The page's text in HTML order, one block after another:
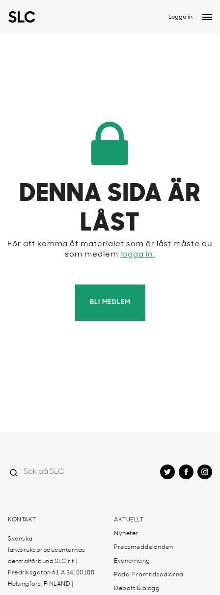
Logga in
DENNA SIDA ÄR
LÅST
För att komma åt materialet som är låst måste du
som medlem logga in.
BLI MEDLEM
KONTAKT
Svenska
lantbruksproducenternas
centralförbund SLC r.f. |
Fredriksgatan 61 A 34, 00100
Helsingfors, FINLAND |
AKTUELLT
Nyheter
Pressmeddelanden
Evenemang
Podd: Framtidsodlarna
Debatt & blogg